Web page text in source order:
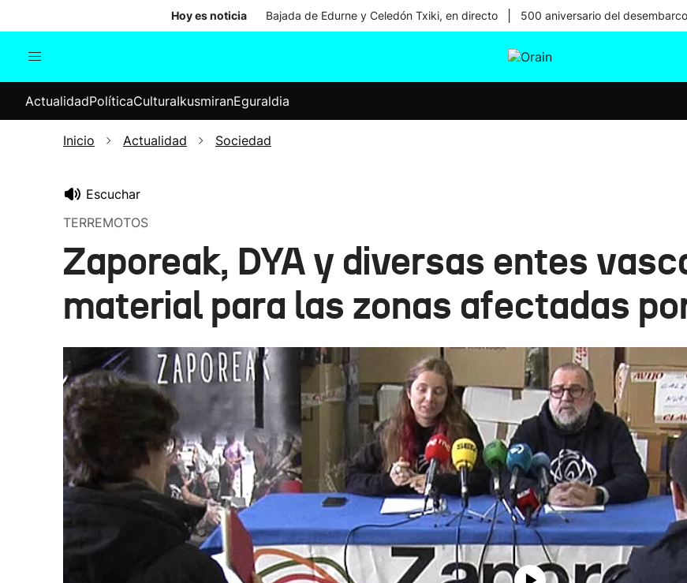
Hoy es noticia Bajada de Edurne y Celedón Txiki, en directo 500 aniversario del
Internacional
Elecciones
ActualidadPolíticaCulturaIkusmiranEguraldia
Inicio Actualidad Sociedad
Escuchar
TERREMOTOS
Zaporeak, DYA y diversas entes
material para las zonas afectadas